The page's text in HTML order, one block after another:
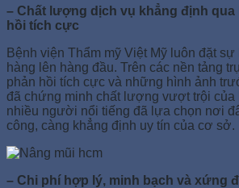
– Chất lượng dịch vụ khẳng định qua
hồi tích cực
Bệnh viện Thẩm mỹ Việt Mỹ luôn đặt
hàng lên hàng đầu. Trên các nền tảng
phản hồi tích cực và những hình ảnh
đã chứng minh chất lượng vượt trội của
nhiều người nổi tiếng đã lựa chọn nơi
công, càng khẳng định uy tín của cơ sở.
– Chi phí hợp lý, minh bạch và xứng